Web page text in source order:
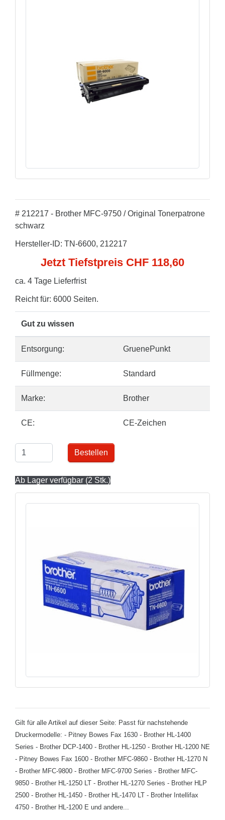
# 212217 - Brother MFC-9750 / Original Tonerpatrone
schwarz
Hersteller-ID: TN-6600, 212217
Jetzt Tiefstpreis CHF 118,60
ca. 4 Tage Lieferfrist
Reicht für: 6000 Seiten.
Gut zu wissen
Entsorgung: GruenePunkt
Füllmenge: Standard
Marke: Brother
CE: CE-Zeichen
Bestellen
Ab Lager verfügbar (2 Stk.)
Gilt für alle Artikel auf dieser Seite: Passt für nachstehende
Druckermodelle: - Pitney Bowes Fax 1630 - Brother HL-1400
Series - Brother DCP-1400 - Brother HL-1250 - Brother HL-1200 NE
- Pitney Bowes Fax 1600 - Brother MFC-9860 - Brother HL-1270 N
- Brother MFC-9800 - Brother MFC-9700 Series - Brother MFC-
9850 - Brother HL-1250 LT - Brother HL-1270 Series - Brother HLP
2500 - Brother HL-1450 - Brother HL-1470 LT - Brother Intellifax
4750 - Brother HL-1200 E und andere...